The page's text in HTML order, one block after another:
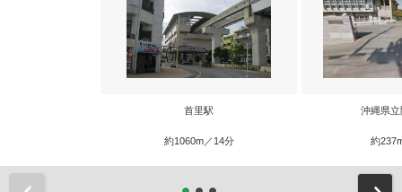
首里駅
約1060m／14分
沖縄県
約